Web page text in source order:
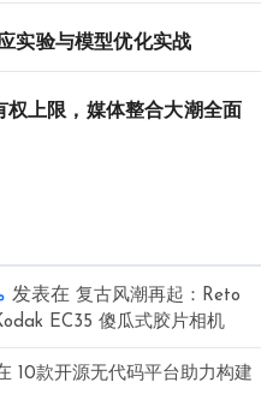
实验与模型优化实战
上限，媒体整合大潮全面
发表在 复古风潮再起：Reto
EC35 傻瓜式胶片相机
10款开源无代码平台助力构建